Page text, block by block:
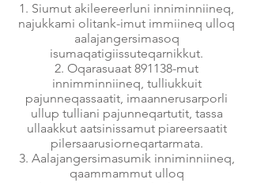
Siumut akileereerluni inniminniineq,
najukkami olitank-imut immiineq ulloq
aalajangersimasoq
isumaqatigiissuteqarnikkut.
Oqarasuaat 891138-mut
innimminniineq, tulliukkuit
pajunneqassaatit, imaannerusarporli
ullup tulliani pajunneqartutit, tassa
ullaakkut aatsinissamut piareersaatit
pilersaarusiorneqartarmata.
Aalajangersimasumik inniminniineq,
qaammammut ulloq